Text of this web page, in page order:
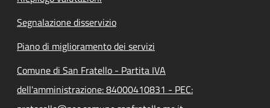
Segnalazione disservizio
Piano di miglioramento dei servizi
Comune di San Fratello - Partita IVA
dell'amministrazione: 84000410831 - PEC: